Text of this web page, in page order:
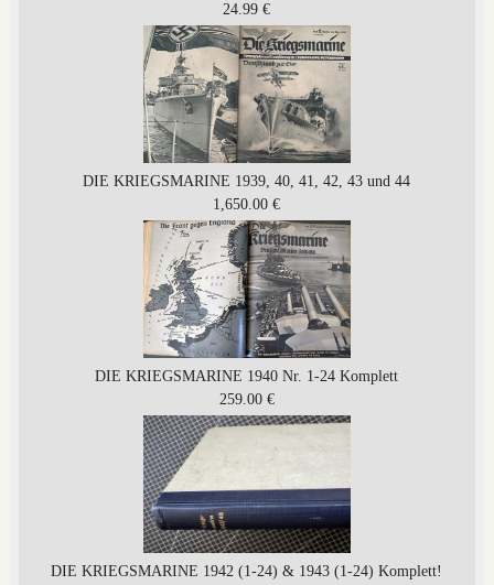
24.99 €
DIE KRIEGSMARINE 1939, 40, 41, 42, 43 und 44
1,650.00 €
DIE KRIEGSMARINE 1940 Nr. 1-24 Komplett
259.00 €
DIE KRIEGSMARINE 1942 (1-24) & 1943 (1-24) Komplett!